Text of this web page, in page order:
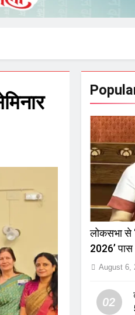
लोकसभा से
2026’ पास
August 6,
02